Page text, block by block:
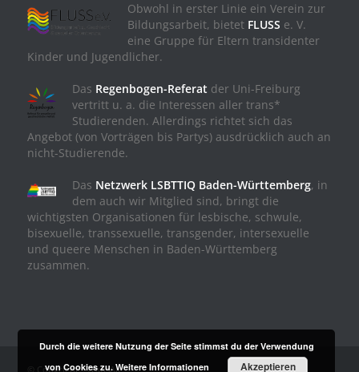
Obwohl in erster Linie ein Verein zur
Bildungsarbeit, bietet FLUSS e. V.
eine Gruppe für Eltern transidenter
Kinder und Jugendlicher.
Das Regenbogen-Referat der Uni-Freiburg
vertritt u. a. die Interessen aller trans*
Studierenden. Allerdings richtet sich das
Angebot (von Vorträgen bis Partys) ausdrücklich auch an
nicht-Studierende.
Das Netzwerk LSBTTIQ Baden-Württemberg, in
dem auch wir Mitglied sind, bringt die
wichtigsten Organisationen für lesbische, schwule,
bisexuelle, transsexuelle, transgender, intersexuelle
und queere Menschen in Baden-Württemberg
zusammen.
© Copyright - TransAll
Durch die weitere Nutzung der Seite stimmst du der Verwendung
von Cookies zu.Weitere Informationen Akzeptieren